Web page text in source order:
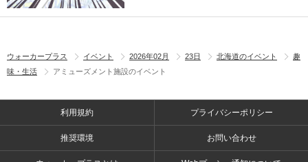
ウォーカープラス イベント 2026年02月 23日 北海道のイベント
趣
味・生活
アミューズメント施設のイベント
利用規約 プライバシーポリシー
推奨環境 お問い合わせ